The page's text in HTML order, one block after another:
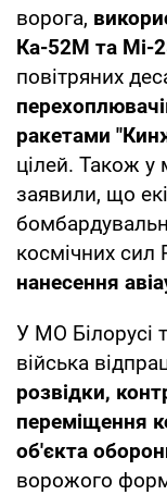
ворога,
Ка-52М та Мі-
повітряних
ракетами
цілей. Також у
заявили, що
космічних сил
нанесення
У МО Білорусі
війська
розвідки,
переміщення
об'єкта
ворожого